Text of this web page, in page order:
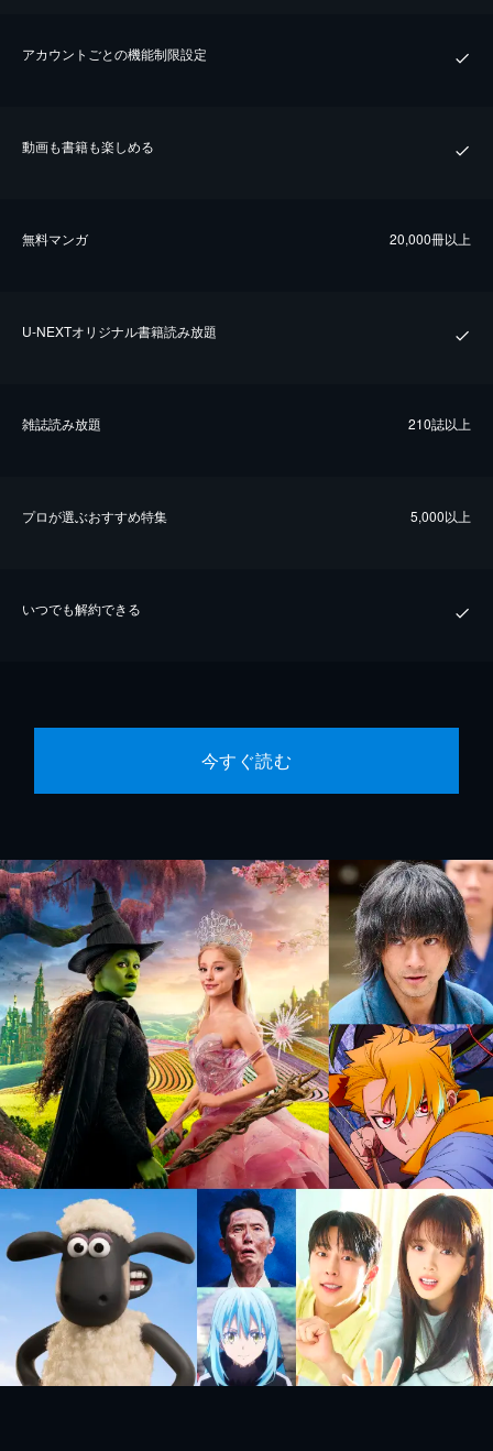
アカウントごとの機能制限設定
動画も書籍も楽しめる
無料マンガ 20,000冊以上
U-NEXTオリジナル書籍読み放題
雑誌読み放題 210誌以上
プロが選ぶおすすめ特集 5,000以上
いつでも解約できる
今すぐ読む